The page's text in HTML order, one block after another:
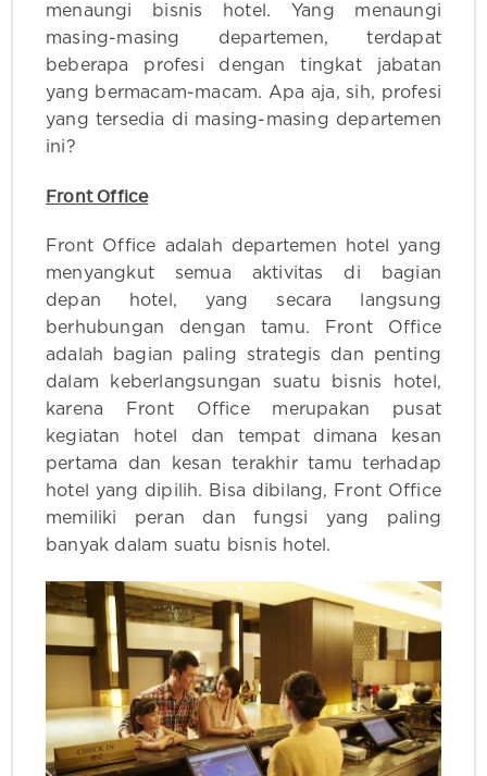
menaungi bisnis hotel. Yang menaungi
masing-masing departemen, terdapat
beberapa profesi dengan tingkat jabatan
yang bermacam-macam. Apa aja, sih, profesi
yang tersedia di masing-masing departemen
ini?
Front Office
Front Office adalah departemen hotel yang
menyangkut semua aktivitas di bagian
depan hotel, yang secara langsung
berhubungan dengan tamu. Front Office
adalah bagian paling strategis dan penting
dalam keberlangsungan suatu bisnis hotel,
karena Front Office merupakan pusat
kegiatan hotel dan tempat dimana kesan
pertama dan kesan terakhir tamu terhadap
hotel yang dipilih. Bisa dibilang, Front Office
memiliki peran dan fungsi yang paling
banyak dalam suatu bisnis hotel.